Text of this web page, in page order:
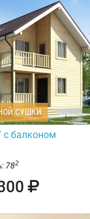
СУШКИ
балконом
782